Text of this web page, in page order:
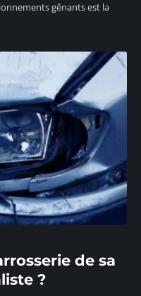
gênants est la
de sa
?